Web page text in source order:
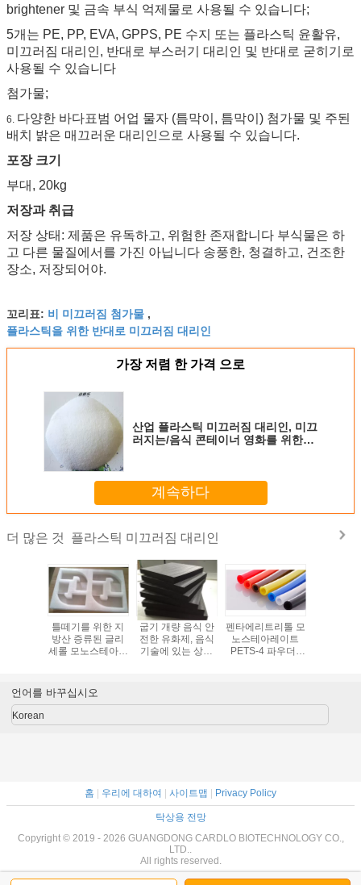
brightener 및 금속 부식 억제물로 사용될 수 있습니다;
5개는 PE, PP, EVA, GPPS, PE 수지 또는 플라스틱 윤활유,
미끄러짐 대리인, 반대로 부스러기 대리인 및 반대로 굳히기로
사용될 수 있습니다
첨가물;
6. 다양한 바다표범 어업 물자 (틈막이, 틈막이) 첨가물 및 주된
배치 밝은 매끄러운 대리인으로 사용될 수 있습니다.
포장 크기
부대, 20kg
저장과 취급
저장 상태: 제품은 유독하고, 위험한 존재합니다 부식물은 하
고 다른 물질에서를 가진 아닙니다 송풍한, 청결하고, 건조한
장소, 저장되어야.
꼬리표: 비 미끄러짐 첨가물 ,
플라스틱을 위한 반대로 미끄러짐 대리인
가장 저렴 한 가격 으로
산업 플라스틱 미끄러짐 대리인, 미끄
러지는/음식 콘테이너 영화를 위한
계속하다
더 많은 것 플라스틱 미끄러짐 대리인
활유
틀떼기를 위한 지
방산 증류된 글리
세롤 모노스테아레
굽기 개량 음식 안
전한 유화제, 음식
기술에 있는 상업
펜타에리트리톨 모
노스테아레이트
PETS-4 파우더 :
언어를 바꾸십시오
Korean
홈 | 우리에 대하여 | 사이트맵 | Privacy Policy
탁상용 전망
Copyright © 2019 - 2026 GUANGDONG CARDLO BIOTECHNOLOGY CO.,
LTD..
All rights reserved.